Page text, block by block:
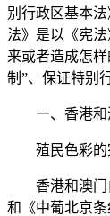
别行政区基本
法》是以《宪
来或者造成怎
制”、保证特别
一、香港和
殖民色彩的
香港和澳门自
和《中葡北京